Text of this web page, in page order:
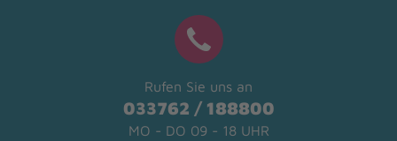
Rufen Sie uns an
033762 / 188800
MO - DO 09 - 18 UHR